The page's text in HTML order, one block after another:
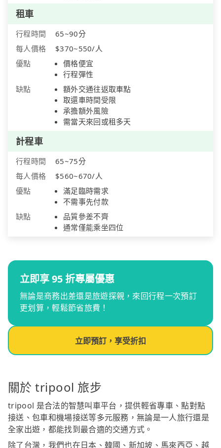
租車
行程時間
65~90分
每人價格
$370~550/人
優點
價格便宜
行程彈性
缺點
額外交通往返取車點
取還車時間受限
承擔額外風險
需當天來回或租多天
計程車
行程時間
65~75分
每人價格
$560~670/人
優點
滿足臨時需求
不需事先付款
缺點
品質參差不齊
通常僅能乘坐四位
立即享 95 折專屬優惠
無論是商務出差還是旅遊探親，來回行程一次預訂
更划算，輕鬆節省旅費！
立即預訂，享受折扣
關於 tripool 旅步
tripool 是合法的智慧叫車平台，提供輕省專車、點對點
接送、包車和機場接送等多元服務，無論是一人旅行還是
全家出遊，都能找到最合適的交通方式。
除了台灣，我們也在日本、韓國、新加坡、馬來西亞、越